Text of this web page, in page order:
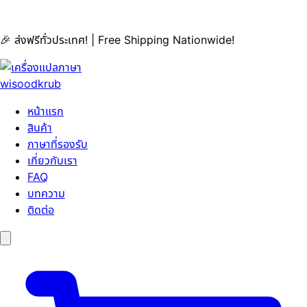
🎉 ส่งฟรีทั่วประเทศ! | Free Shipping Nationwide!
หน้าแรก
สินค้า
ภาษาที่รองรับ
เกี่ยวกับเรา
FAQ
บทความ
ติดต่อ